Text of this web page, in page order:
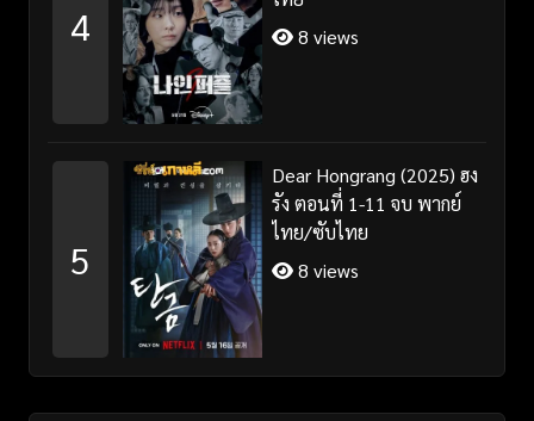
4
8 views
5
Dear Hongrang (2025) ฮง
รัง ตอนที่ 1-11 จบ พากย์
ไทย/ซับไทย
8 views